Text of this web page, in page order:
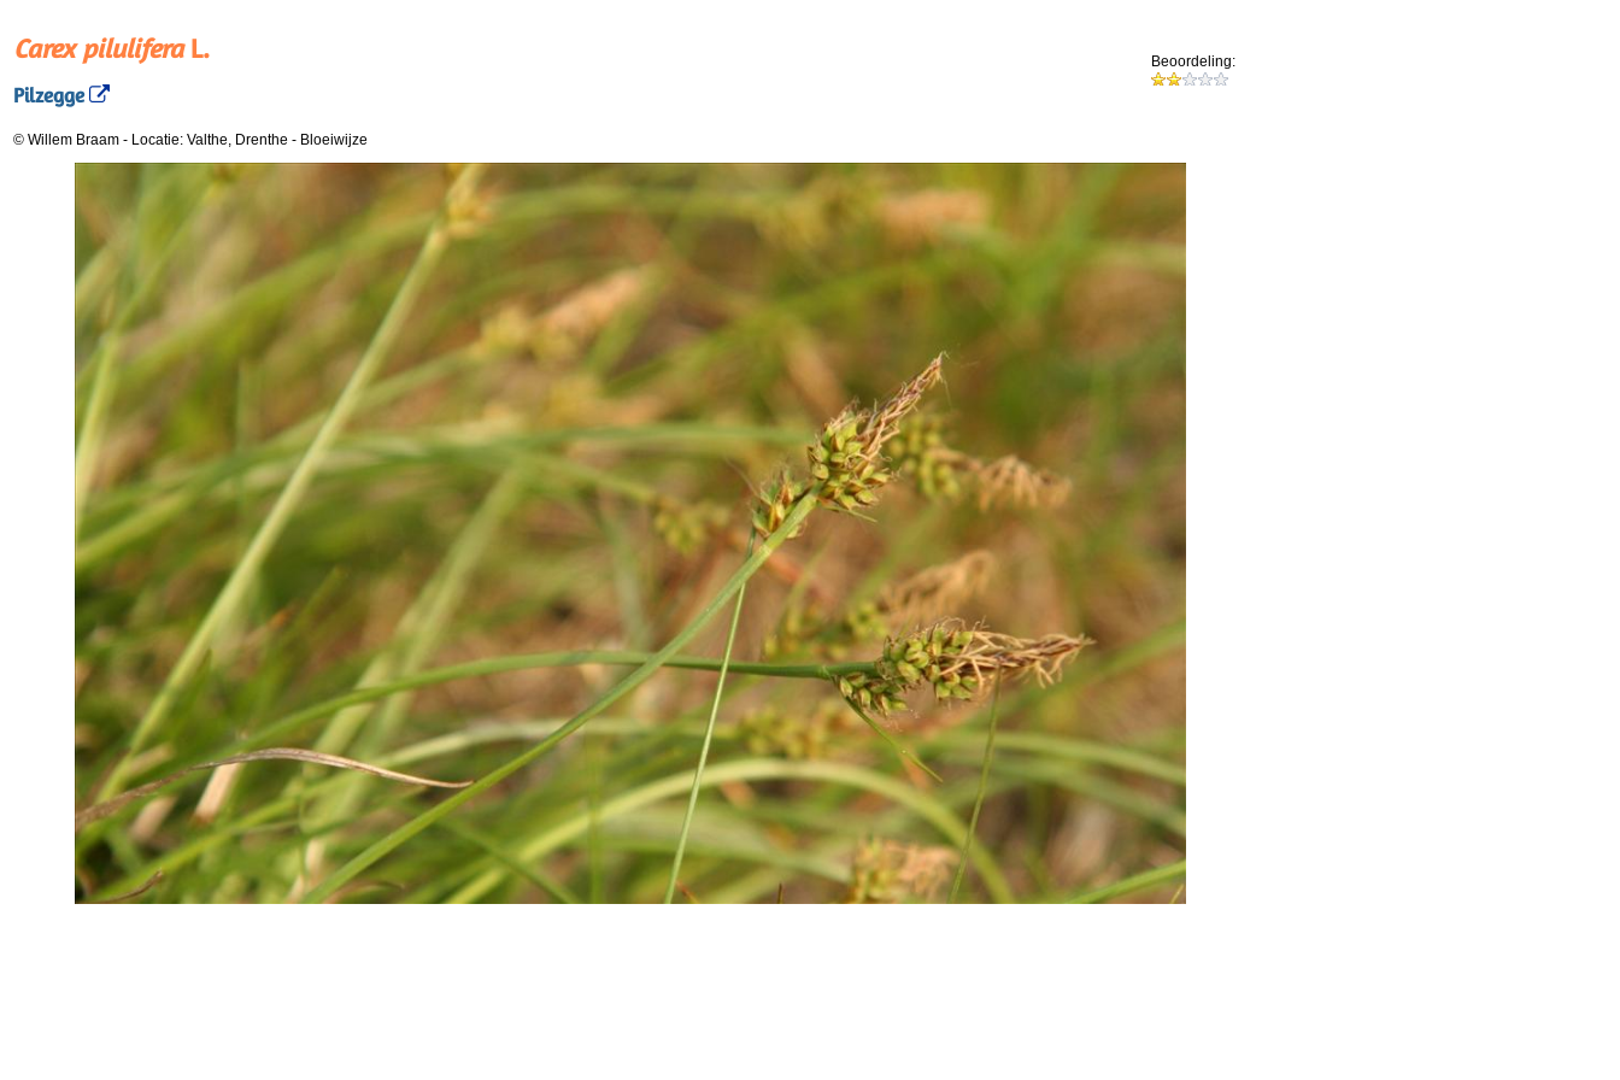
Carex piluliferaL.
Pilzegge
Beoordeling:
© Willem Braam - Locatie: Valthe, Drenthe - Bloeiwijze